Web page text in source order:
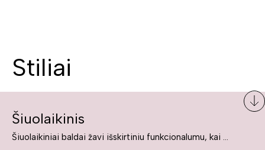
Stiliai
Šiuolaikinis
Šiuolaikiniai baldai žavi išskirtiniu funkcionalumu, kai kurie jų pelnytai net pavadinami meno kūriniais, nes jie tikrai yra išskirtiniai, originalūs ir puikiai atliepiantys į šiuolaikinių žmonių poreikius bei gyvenimo būdo ypatumus.